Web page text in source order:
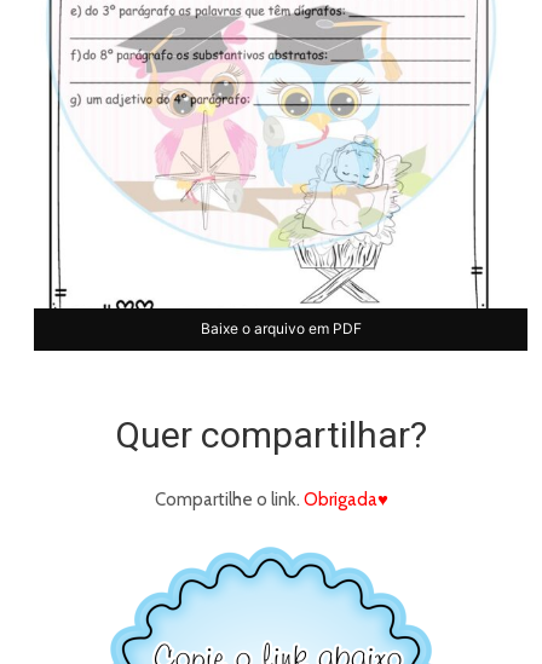
Baixe o arquivo em PDF
Quer compartilhar?
Compartilhe o link. Obrigada♥